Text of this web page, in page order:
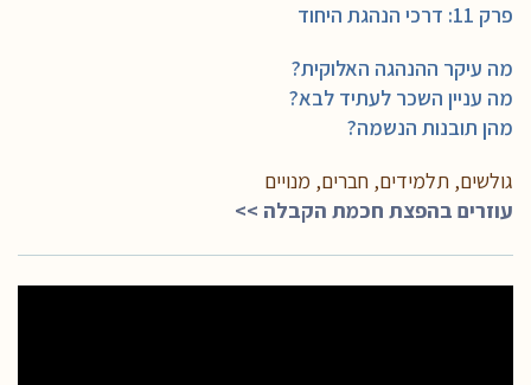
פרק 11: דרכי הנהגת היחוד
מה עיקר ההנהגה האלוקית?
מה עניין השכר לעתיד לבא?
מהן תובנות הנשמה?
גולשים, תלמידים, חברים, מנויים
עוזרים בהפצת חכמת הקבלה >>